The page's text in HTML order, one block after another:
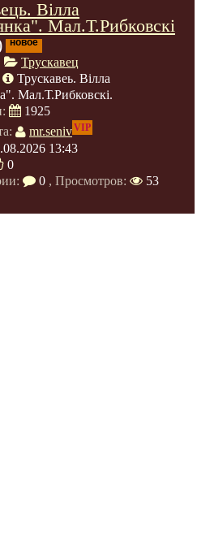
Вілла
Мал.Т.Рибковскі
новое
Трускавец
Трускавеь. Вілла
Мал.Т.Рибковскі.
1925
mr.senivVIP
13:43
0
0 , Просмотров:
53